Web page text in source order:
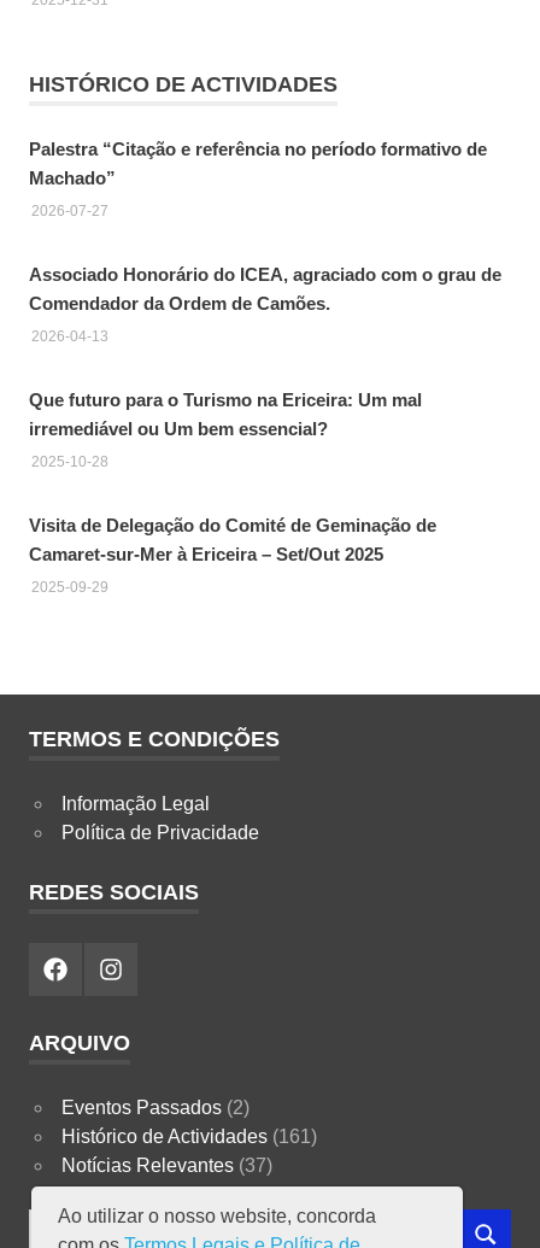
HISTÓRICO DE ACTIVIDADES
Palestra “Citação e referência no período formativo de
Machado”
2026-07-27
Associado Honorário do ICEA, agraciado com o grau de
Comendador da Ordem de Camões.
2026-04-13
Que futuro para o Turismo na Ericeira: Um mal
irremediável ou Um bem essencial?
2025-10-28
Visita de Delegação do Comité de Geminação de
Camaret-sur-Mer à Ericeira – Set/Out 2025
2025-09-29
TERMOS E CONDIÇÕES
Informação Legal
Política de Privacidade
REDES SOCIAIS
FacebookInstagram
ARQUIVO
Eventos Passados(2)
Histórico de Actividades(161)
Notícias Relevantes(37)
Search
SEARCH
Ao utilizar o nosso website, concorda